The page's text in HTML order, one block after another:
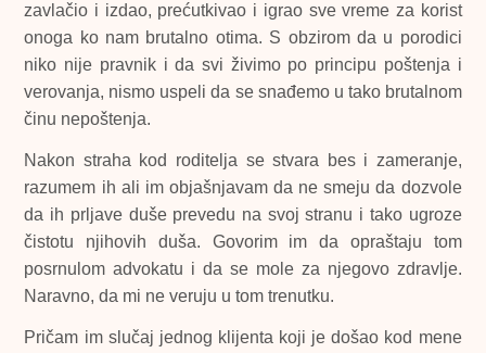
zavlačio i izdao, prećutkivao i igrao sve vreme za korist
onoga ko nam brutalno otima. S obzirom da u porodici
niko nije pravnik i da svi živimo po principu poštenja i
verovanja, nismo uspeli da se snađemo u tako brutalnom
činu nepoštenja.
Nakon straha kod roditelja se stvara bes i zameranje,
razumem ih ali im objašnjavam da ne smeju da dozvole
da ih prljave duše prevedu na svoj stranu i tako ugroze
čistotu njihovih duša. Govorim im da opraštaju tom
posrnulom advokatu i da se mole za njegovo zdravlje.
Naravno, da mi ne veruju u tom trenutku.
Pričam im slučaj jednog klijenta koji je došao kod mene